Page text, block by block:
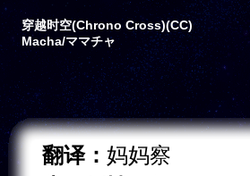
穿越时空(Chrono Cross)(CC)
Macha/ママチャ
翻译： 妈妈察